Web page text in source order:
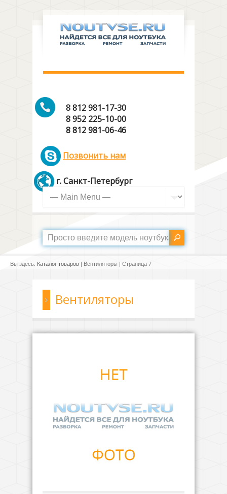
8 812 981-17-30
8 952 225-10-00
8 812 981-06-46
Позвонить нам
г. Санкт-Петербург
Вы здесь: Каталог товаров | Вентиляторы | Страница 7
Вентиляторы